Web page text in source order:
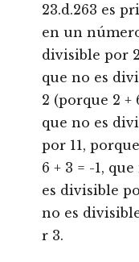
23.d.263 es
en un
divisible por
que no es
2 (porque 2 +
que no es
por 11,
6 + 3 = -1,
es divisible
no es
r 3.